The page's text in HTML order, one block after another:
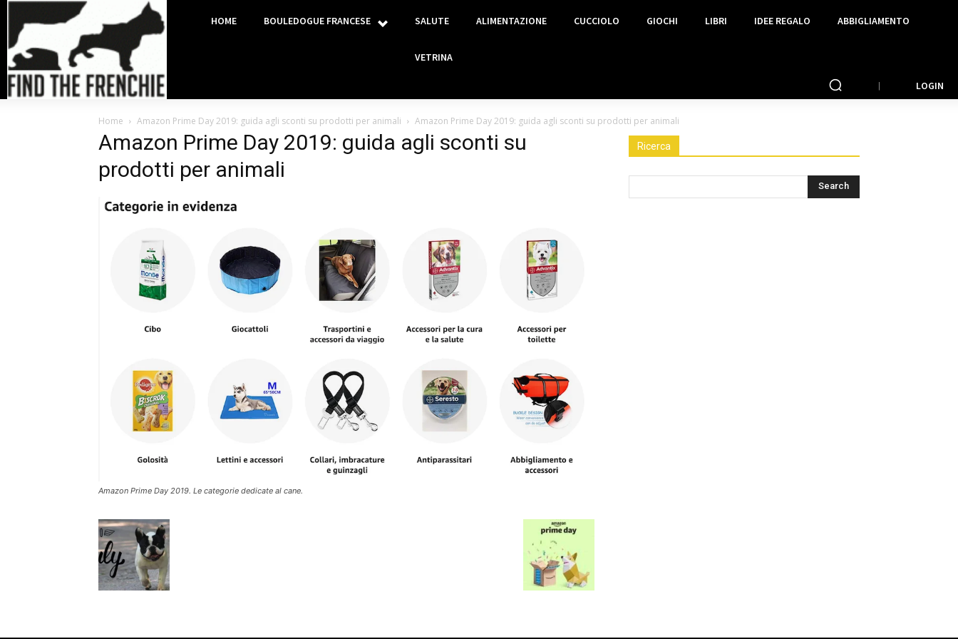
HOME BOULEDOGUE FRANCESE SALUTE ALIMENTAZIONE CUCCIOLO GIOCHI LIBRI IDEE REGALO ABBIGLIAMENTO
VETRINA
LOGIN
Home Amazon Prime Day 2019: guida agli sconti su prodotti per animali Amazon Prime Day 2019: guida agli sconti su prodotti per animali
Amazon Prime Day 2019: guida agli sconti su
prodotti per animali
Amazon Prime Day 2019. Le categorie dedicate al cane.
Ricerca